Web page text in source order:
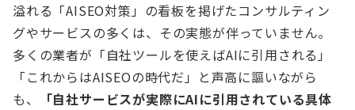
溢れる「AISEO対策」の看板を掲げたコンサルティン
グやサービスの多くは、その実態が伴っていません。
多くの業者が「自社ツールを使えばAIに引用される」
「これからはAISEOの時代だ」と声高に謳いながら
も、
「自社サービスが実際にAIに引用されている具体